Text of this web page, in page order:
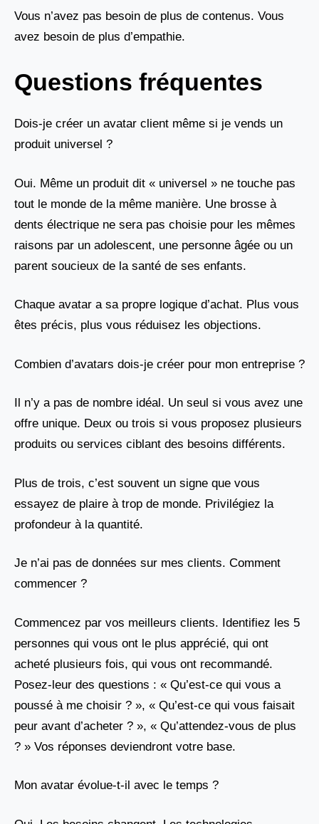
Vous n’avez pas besoin de plus de contenus. Vous
avez besoin de plus d’empathie.
Questions fréquentes
Dois-je créer un avatar client même si je vends un
produit universel ?
Oui. Même un produit dit « universel » ne touche pas
tout le monde de la même manière. Une brosse à
dents électrique ne sera pas choisie pour les mêmes
raisons par un adolescent, une personne âgée ou un
parent soucieux de la santé de ses enfants.
Chaque avatar a sa propre logique d’achat. Plus vous
êtes précis, plus vous réduisez les objections.
Combien d’avatars dois-je créer pour mon entreprise ?
Il n’y a pas de nombre idéal. Un seul si vous avez une
offre unique. Deux ou trois si vous proposez plusieurs
produits ou services ciblant des besoins différents.
Plus de trois, c’est souvent un signe que vous
essayez de plaire à trop de monde. Privilégiez la
profondeur à la quantité.
Je n’ai pas de données sur mes clients. Comment
commencer ?
Commencez par vos meilleurs clients. Identifiez les 5
personnes qui vous ont le plus apprécié, qui ont
acheté plusieurs fois, qui vous ont recommandé.
Posez-leur des questions : « Qu’est-ce qui vous a
poussé à me choisir ? », « Qu’est-ce qui vous faisait
peur avant d’acheter ? », « Qu’attendez-vous de plus
? » Vos réponses deviendront votre base.
Mon avatar évolue-t-il avec le temps ?